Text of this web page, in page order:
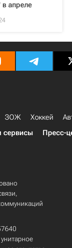
апреле
ЗОЖ Хоккей
сервисы Пресс-